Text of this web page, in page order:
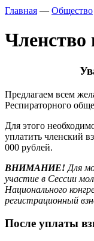
Главная — Общество
Членство
Предлагаем всем
Респираторного
Для этого
уплатить членский
000 рублей.
ВНИМАНИЕ! Для
участие в Сессии
Национального
регистрационный
После уплаты